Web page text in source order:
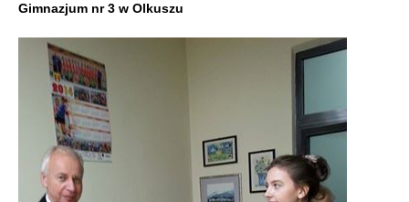
Gimnazjum nr 3 w Olkuszu